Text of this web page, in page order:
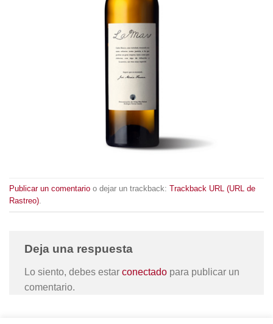
Publicar un comentario o dejar un trackback: Trackback URL (URL de
Rastreo)
Deja una respuesta
Lo siento, debes estar conectado para publicar un
comentario.